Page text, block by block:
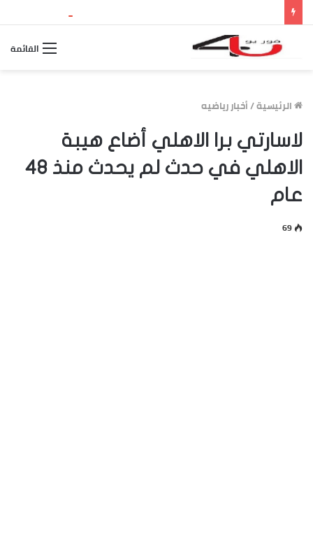
القائمة
الرئيسية/أخبار رياضيه
لاسارتي برا الاهلي أضاع هيبة
الاهلي في حدث لم يحدث منذ 48
عام
69